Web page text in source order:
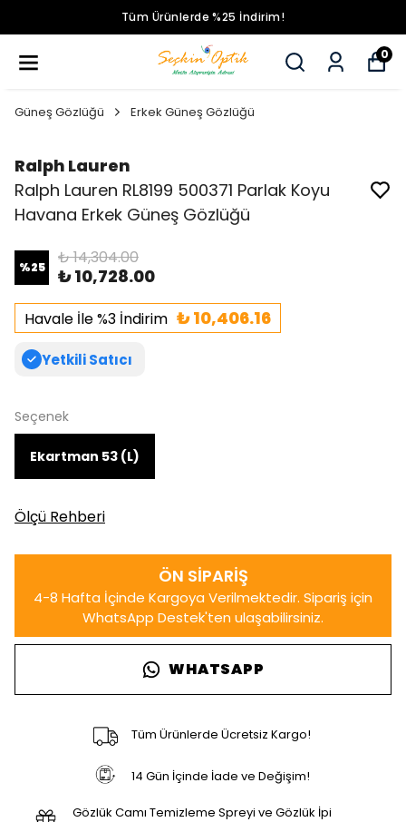
Tüm Ürünlerde %25 İndirim!
0
Güneş Gözlüğü Erkek Güneş Gözlüğü
Ralph Lauren
Ralph Lauren RL8199 500371 Parlak Koyu
Havana Erkek Güneş Gözlüğü
%25 ₺ 14,304.00
₺ 10,728.00
Havale İle %3 İndirim ₺ 10,406.16
Yetkili Satıcı
Seçenek
Ekartman 53 (L)
Ölçü Rehberi
WHATSAPP
Tüm Ürünlerde Ücretsiz Kargo!
14 Gün İçinde İade ve Değişim!
Gözlük Camı Temizleme Spreyi ve Gözlük İpi